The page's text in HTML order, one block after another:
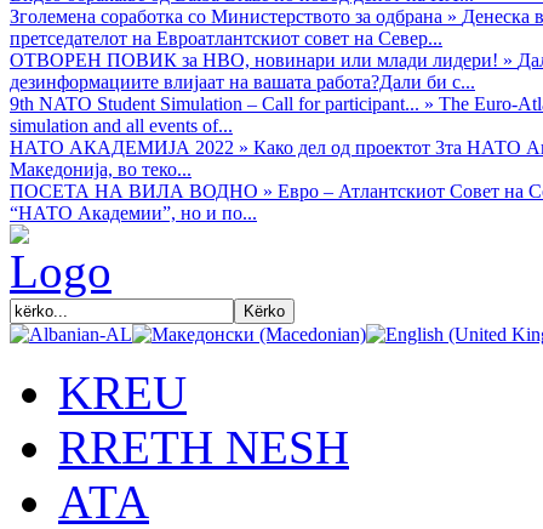
Зголемена соработка со Министерството за одбрана » Денеска
претседателот на Евроатлантскиот совет на Север...
ОТВОРЕН ПОВИК за НВО, новинари или млади лидери! »
дезинформациите влијаат на вашата работа?Дали би с...
9th NATO Student Simulation – Call for participant... » The Euro-
simulation and all events of...
НАТО АКАДЕМИЈА 2022 » Како дел од проектот 3та НАТО
Македонија, во теко...
ПОСЕТА НА ВИЛА ВОДНО » Евро – Атлантскиот Совет на
“НАТО Академии”, но и по...
KREU
RRETH NESH
АТА